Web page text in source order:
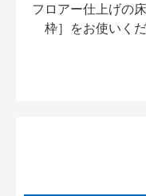
フロアー仕上げの
枠］をお使いくだ